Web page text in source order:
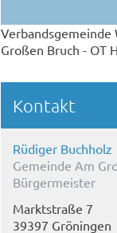
Verbandsgemeinde
Großen Bruch - OT
Kontakt
Rüdiger Buchholz
Gemeinde Am
Bürgermeister
Marktstraße 7
39397 Gröningen